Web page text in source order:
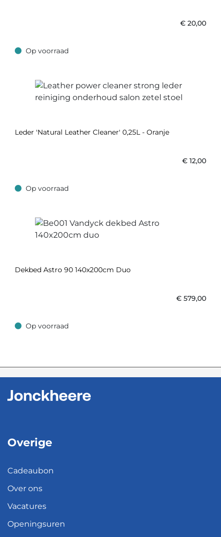
€ 20,00
Op voorraad
Op voorraad
Leder 'Natural Leather Cleaner' 0,25L - Oranje
€ 12,00
Op voorraad
Op voorraad
Dekbed Astro 90 140x200cm Duo
€ 579,00
Op voorraad
Op voorraad
Overige
Cadeaubon
Over ons
Vacatures
Openingsuren